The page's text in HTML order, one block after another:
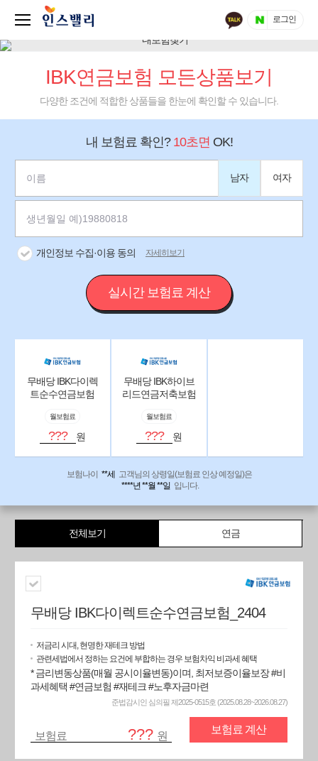
로그인
IBK연금보험 모든상품보기
다양한 조건에 적합한 상품들을 한눈에 확인할 수 있습니다.
내 보험료 확인? 10초면 OK!
남자 여자
개인정보 수집·이용 동의 자세히보기
실시간 보험료 계산
무배당 IBK다이렉
트순수연금보험
월보험료
??? 원
무배당 IBK하이브
리드연금저축보험
월보험료
??? 원
보험나이 **세
고객님의 상령일(보험료 인상 예정일)은
****년 **월 **일 입니다.
전체보기 연금
무배당 IBK다이렉트순수연금보험_2404
저금리 시대, 현명한 재테크 방법
관련세법에서 정하는 요건에 부합하는 경우 보험차익 비과세 혜택
* 금리변동상품(매월 공시이율변동)이며, 최저보증이율보장 #비
과세혜택 #연금보험 #재테크 #노후자금마련
준법감시인 심의필 제2025-0515호 (2025.08.28~2026.08.27)
보험료 ??? 원
보험료 계산